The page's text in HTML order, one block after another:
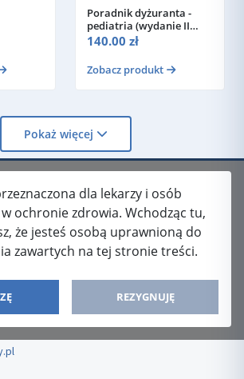
Poradnik dyżuranta -
pediatria (wydanie II
zaktualizowane i
140.00 zł
Zobacz produkt
Pokaż więcej
dla lekarzy i osób
ochronie zdrowia. Wchodząc tu,
że jesteś osobą uprawnioną do
zawartych na tej stronie treści.
REZYGNUJĘ